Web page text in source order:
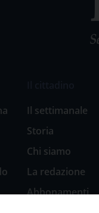
Il settimanale
Storia
Chi siamo
La redazione
Abbonamenti